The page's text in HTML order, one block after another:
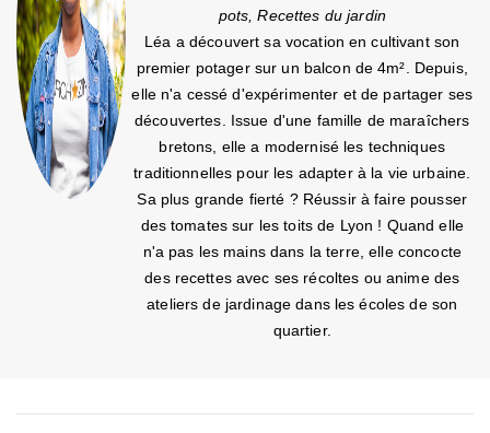
pots, Recettes du jardin
Léa a découvert sa vocation en cultivant son
premier potager sur un balcon de 4m². Depuis,
elle n'a cessé d'expérimenter et de partager ses
découvertes. Issue d'une famille de maraîchers
bretons, elle a modernisé les techniques
traditionnelles pour les adapter à la vie urbaine.
Sa plus grande fierté ? Réussir à faire pousser
des tomates sur les toits de Lyon ! Quand elle
n'a pas les mains dans la terre, elle concocte
des recettes avec ses récoltes ou anime des
ateliers de jardinage dans les écoles de son
quartier.